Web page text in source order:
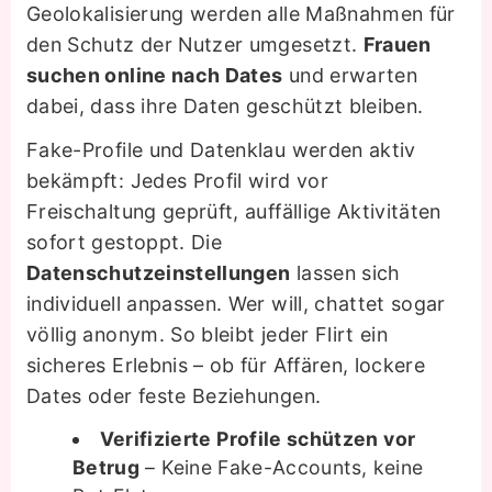
Geolokalisierung werden alle Maßnahmen für
den Schutz der Nutzer umgesetzt. Frauen
suchen online nach Dates und erwarten
dabei, dass ihre Daten geschützt bleiben.
Fake-Profile und Datenklau werden aktiv
bekämpft: Jedes Profil wird vor
Freischaltung geprüft, auffällige Aktivitäten
sofort gestoppt. Die
Datenschutzeinstellungen lassen sich
individuell anpassen. Wer will, chattet sogar
völlig anonym. So bleibt jeder Flirt ein
sicheres Erlebnis – ob für Affären, lockere
Dates oder feste Beziehungen.
Verifizierte Profile schützen vor
Betrug – Keine Fake-Accounts, keine